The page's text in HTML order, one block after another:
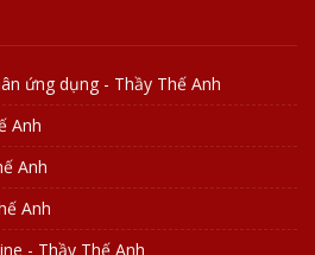
ứng dụng - Thầy Thế Anh
Anh
Anh
Anh
- Thầy Thế Anh